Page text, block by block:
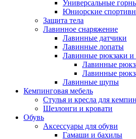
Универсальные
Юниорские
Защита тела
Лавинное снаряжение
Лавинные датчики
Лавинные лопаты
Лавинные рюкзаки и
Лавинные
Лавинные
Лавинные щупы
Кемпинговая мебель
Стулья и кресла для
Шезлонги и кровати
Обувь
Аксессуары для обуви
Гамаши и бахилы